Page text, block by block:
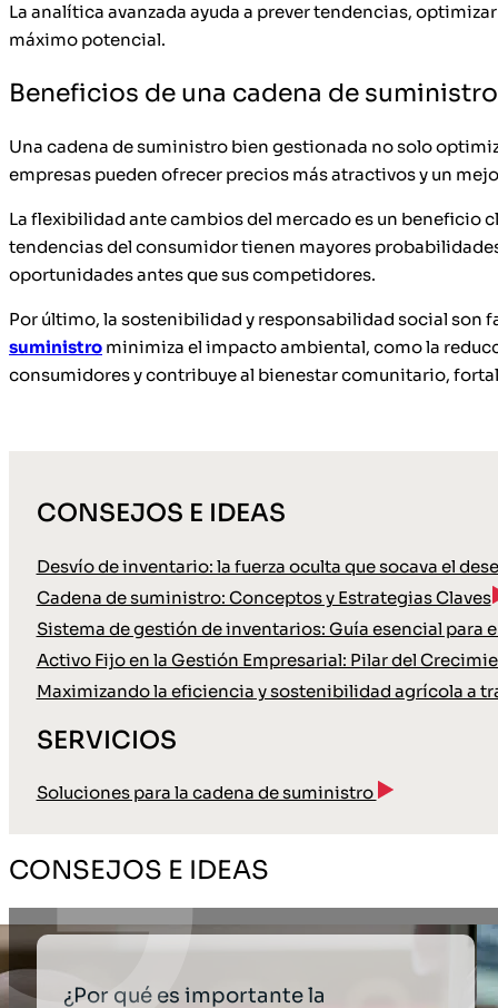
La analítica avanzada ayuda a prever tendencias,
máximo potencial.
Beneficios de una cadena de
Una cadena de suministro bien gestionada no solo
empresas pueden ofrecer precios más atractivos y un
La flexibilidad ante cambios del mercado es un beneficio
tendencias del consumidor tienen mayores
oportunidades antes que sus competidores.
Por último, la sostenibilidad y responsabilidad social son
suministro minimiza el impacto ambiental, como la
consumidores y contribuye al bienestar comunitario,
CONSEJOS E IDEAS
Desvío de inventario: la fuerza oculta que socava el
Cadena de suministro: Conceptos y Estrategias Claves
Sistema de gestión de inventarios: Guía esencial para
Activo Fijo en la Gestión Empresarial: Pilar del
Maximizando la eficiencia y sostenibilidad agrícola a
SERVICIOS
Soluciones para la cadena de suministro
CONSEJOS E IDEAS
¿Por qué es importante la